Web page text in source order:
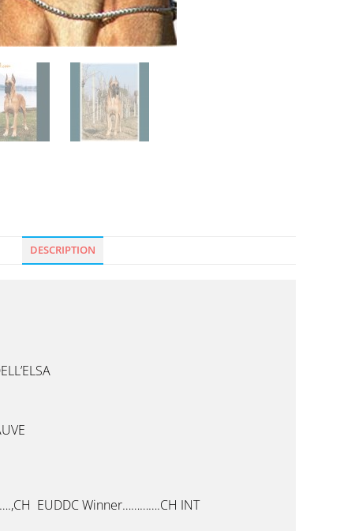
DESCRIPTION
EUDDC Winner………….CH INT